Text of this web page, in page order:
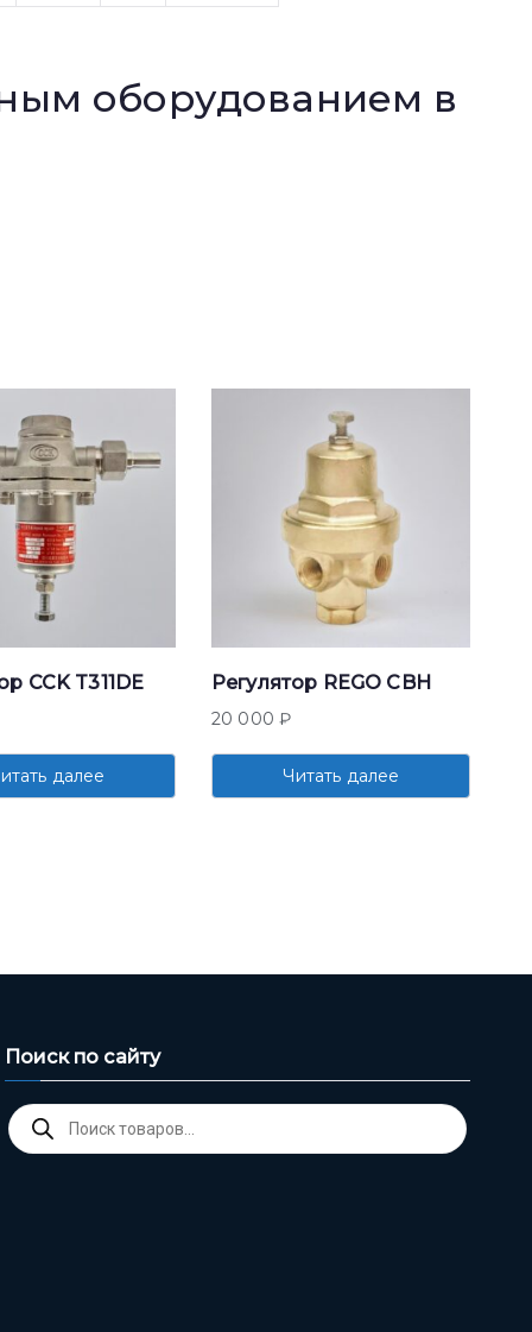
оборудованием в
CCK T311DE
далее
Регулятор REGO CBH
20 000₽
Читать далее
Поиск по сайту
Поиск
товаров